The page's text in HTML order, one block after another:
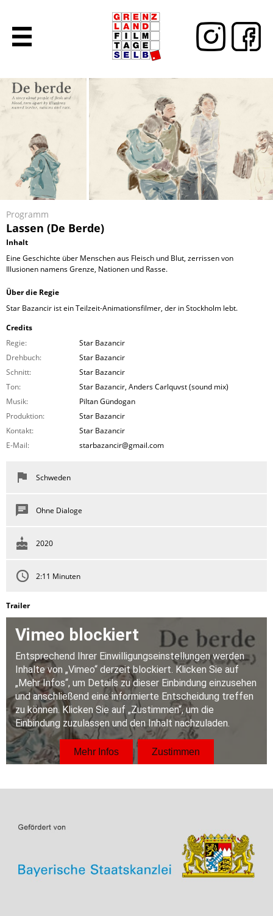
Programm
Lassen (De Berde)
Inhalt
Eine Geschichte über Menschen aus Fleisch und Blut, zerrissen von
Illusionen namens Grenze, Nationen und Rasse.
Über die Regie
Star Bazancir ist ein Teilzeit-Animationsfilmer, der in Stockholm lebt.
Credits
Regie:
Star Bazancir
Drehbuch:
Star Bazancir
Schnitt:
Star Bazancir
Ton:
Star Bazancir, Anders Carlquvst (sound mix)
Musik:
Piltan Gündogan
Produktion:
Star Bazancir
Kontakt:
Star Bazancir
E-Mail:
starbazancir@gmail.com
Schweden
Ohne Dialoge
2020
2:11 Minuten
Trailer